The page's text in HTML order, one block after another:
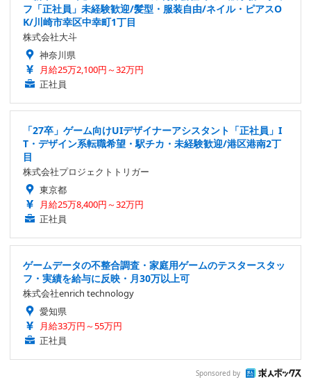
フ「正社員」未経験歓迎/髪型・服装自由/ネイル・ピアスO
K/川崎市幸区中幸町1丁目
株式会社大斗
神奈川県
月給25万2,100円～32万円
正社員
「27卒」ゲーム向けUIデザイナーアシスタント「正社員」I
T・デザイン系転職希望・駅チカ・未経験歓迎/港区港南2丁
目
株式会社プロジェクトトリガー
東京都
月給25万8,400円～32万円
正社員
ゲームデータの不整合調査・家庭用ゲームのテスタースタッ
フ・実績を給与に反映・月30万以上可
株式会社enrich technology
愛知県
月給33万円～55万円
正社員
Sponsored by